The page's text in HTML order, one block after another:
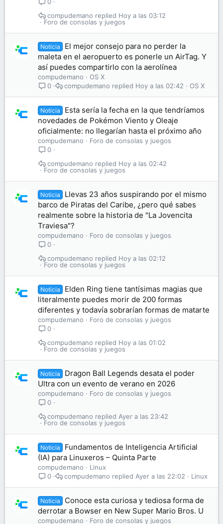
Foro de consolas y juegos
Hoy a las 03:12
compudemano
Noticia
El mejor consejo para no perder la
maleta en el aeropuerto es ponerle un AirTag. Y
así puedes compartirlo con la aerolínea
compudemano
OS X
0
OS X
Hoy a las 02:42
compudemano
Noticia
Esta sería la fecha en la que tendríamos
novedades de Pokémon Viento y Oleaje
oficialmente: no llegarían hasta el próximo año
compudemano
Foro de consolas y juegos
0
Foro de consolas y juegos
Hoy a las 02:42
compudemano
Noticia
Llevas 23 años suspirando por el mismo
barco de Piratas del Caribe, ¿pero qué sabes
realmente sobre la historia de "La Jovencita
Traviesa"?
compudemano
Foro de consolas y juegos
0
Foro de consolas y juegos
Hoy a las 02:12
compudemano
Noticia
Elden Ring tiene tantísimas magias que
literalmente puedes morir de 200 formas
diferentes y todavía sobrarían formas de matarte
compudemano
Foro de consolas y juegos
0
Foro de consolas y juegos
Hoy a las 01:02
compudemano
Noticia
Dragon Ball Legends desata el poder
Ultra con un evento de verano en 2026
compudemano
Foro de consolas y juegos
0
Foro de consolas y juegos
Ayer a las 23:42
compudemano
Noticia
Fundamentos de Inteligencia Artificial
(IA) para Linuxeros – Quinta Parte
compudemano
Linux
0
Linux
Ayer a las 22:02
compudemano
Noticia
Conoce esta curiosa y tediosa forma de
derrotar a Bowser en New Super Mario Bros. U
compudemano Foro de consolas y juegos